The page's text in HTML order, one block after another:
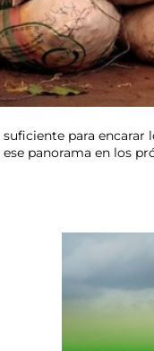
para
panorama en los